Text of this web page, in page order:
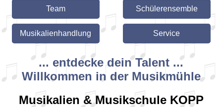
Team Schülerensemble
Musikalienhandlung Service
... entdecke dein Talent ...
Willkommen in der Musikmühle
Musikalien & Musikschule KOPP